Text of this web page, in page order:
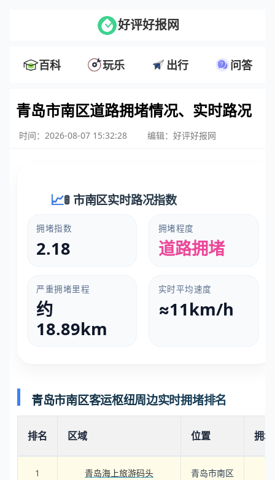
好评好报网
百科 玩乐 出行 问答
青岛市南区道路拥堵情况、实时路况
时间：2026-08-07 15:32:28 编辑：好评好报网
🚦 市南区实时路况指数
拥堵指数
2.18
拥堵程度
道路拥堵
严重拥堵里程
约
18.89km
实时平均速度
≈11km/h
青岛市南区客运枢纽周边实时拥堵排名
排名 区域 位置 拥
1 青岛海上旅游码头 青岛市南区